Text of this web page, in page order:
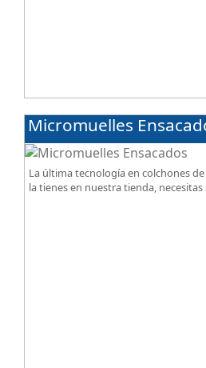
Micromuelles
La última tecnología en colchones
la tienes en nuestra tienda,